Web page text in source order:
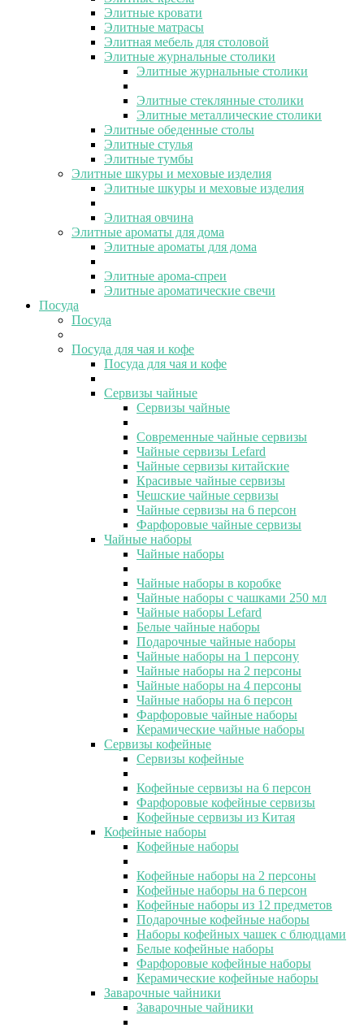
Элитные кровати
Элитные матрасы
Элитная мебель для столовой
Элитные журнальные столики
Элитные журнальные столики
Элитные стеклянные столики
Элитные металлические столики
Элитные обеденные столы
Элитные стулья
Элитные тумбы
Элитные шкуры и меховые изделия
Элитные шкуры и меховые изделия
Элитная овчина
Элитные ароматы для дома
Элитные ароматы для дома
Элитные арома-спреи
Элитные ароматические свечи
Посуда
Посуда
Посуда для чая и кофе
Посуда для чая и кофе
Сервизы чайные
Сервизы чайные
Современные чайные сервизы
Чайные сервизы Lefard
Чайные сервизы китайские
Красивые чайные сервизы
Чешские чайные сервизы
Чайные сервизы на 6 персон
Фарфоровые чайные сервизы
Чайные наборы
Чайные наборы
Чайные наборы в коробке
Чайные наборы с чашками 250 мл
Чайные наборы Lefard
Белые чайные наборы
Подарочные чайные наборы
Чайные наборы на 1 персону
Чайные наборы на 2 персоны
Чайные наборы на 4 персоны
Чайные наборы на 6 персон
Фарфоровые чайные наборы
Керамические чайные наборы
Сервизы кофейные
Сервизы кофейные
Кофейные сервизы на 6 персон
Фарфоровые кофейные сервизы
Кофейные сервизы из Китая
Кофейные наборы
Кофейные наборы
Кофейные наборы на 2 персоны
Кофейные наборы на 6 персон
Кофейные наборы из 12 предметов
Подарочные кофейные наборы
Наборы кофейных чашек с блюдцами
Белые кофейные наборы
Фарфоровые кофейные наборы
Керамические кофейные наборы
Заварочные чайники
Заварочные чайники